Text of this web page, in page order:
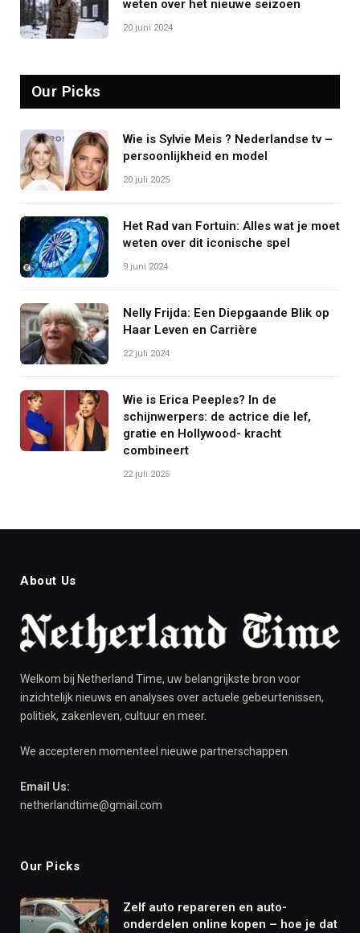
weten over het nieuwe seizoen
20 juni 2024
Our Picks
Wie is Sylvie Meis ? Nederlandse tv –
persoonlijkheid en model
20 juli 2025
Het Rad van Fortuin: Alles wat je moet
weten over dit iconische spel
9 juni 2024
Nelly Frijda: Een Diepgaande Blik op
Haar Leven en Carrière
22 juli 2024
Wie is Erica Peeples? In de
schijnwerpers: de actrice die lef,
gratie en Hollywood- kracht
combineert
22 juli 2025
About Us
Welkom bij Netherland Time, uw belangrijkste bron voor
inzichtelijk nieuws en analyses over actuele gebeurtenissen,
politiek, zakenleven, cultuur en meer.
We accepteren momenteel nieuwe partnerschappen.
Email Us:
netherlandtime@gmail.com
Our Picks
Zelf auto repareren en auto-
onderdelen online kopen – hoe je dat